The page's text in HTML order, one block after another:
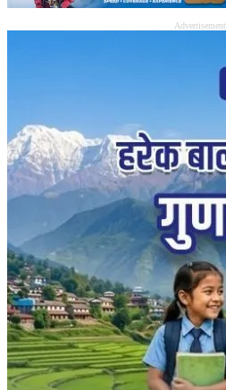
Advertisement